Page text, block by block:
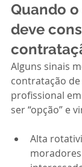
Quando
deve
Alguns sinais
contratação
profissional
ser “opção” e
Alta